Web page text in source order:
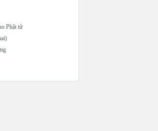
Phật tử